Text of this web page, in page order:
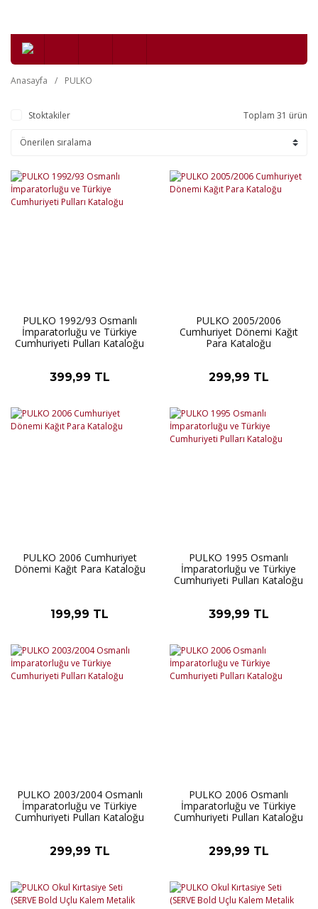
Anasayfa PULKO
Stoktakiler Toplam 31 ürün
PULKO 1992/93 Osmanlı
İmparatorluğu ve Türkiye
Cumhuriyeti Pulları Kataloğu
399,99 TL
PULKO 2005/2006
Cumhuriyet Dönemi Kağıt
Para Kataloğu
299,99 TL
PULKO 2006 Cumhuriyet
Dönemi Kağıt Para Kataloğu
199,99 TL
PULKO 1995 Osmanlı
İmparatorluğu ve Türkiye
Cumhuriyeti Pulları Kataloğu
399,99 TL
PULKO 2003/2004 Osmanlı
İmparatorluğu ve Türkiye
Cumhuriyeti Pulları Kataloğu
299,99 TL
PULKO 2006 Osmanlı
İmparatorluğu ve Türkiye
Cumhuriyeti Pulları Kataloğu
299,99 TL